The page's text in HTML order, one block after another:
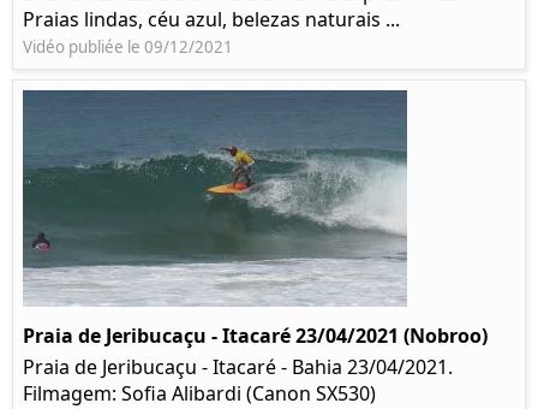
Praias lindas, céu azul, belezas naturais ...
Vidéo publiée le 09/12/2021
Praia de Jeribucaçu - Itacaré 23/04/2021 (Nobroo)
Praia de Jeribucaçu - Itacaré - Bahia 23/04/2021.
Filmagem: Sofia Alibardi (Canon SX530)